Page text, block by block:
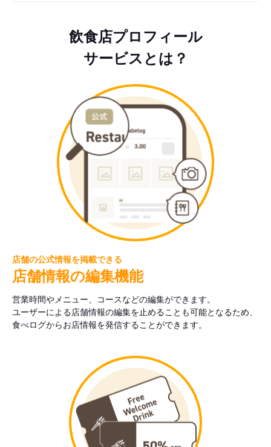
飲食店プロフィール
サービスとは？
店舗の公式情報を掲載できる
店舗情報の編集機能
営業時間やメニュー、コースなどの編集ができます。
ユーザーによる店舗情報の編集を止めることも可能となるため、
食べログからお店情報を発信することができます。